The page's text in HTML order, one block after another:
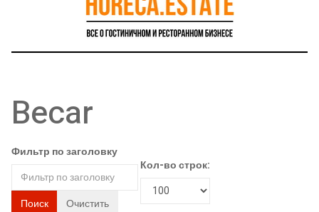
Becar
Фильтр по заголовку
Поиск Очистить
Кол-во строк: